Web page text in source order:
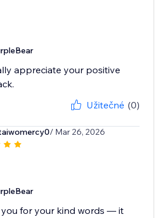
appreciate your positive
Užitečné (0)
/ Mar 26, 2026
you for your kind words — it